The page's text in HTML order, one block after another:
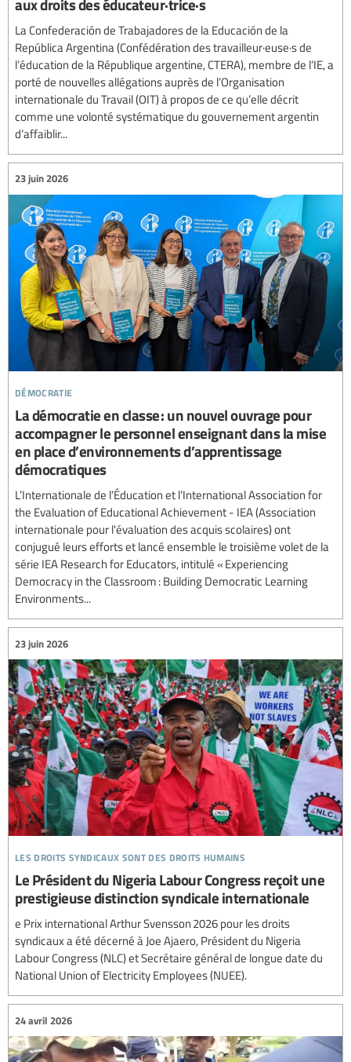
aux droits des éducateur·trice·s
La Confederación de Trabajadores de la Educación de la
República Argentina (Confédération des travailleur·euse·s de
l’éducation de la République argentine, CTERA), membre de l’IE, a
porté de nouvelles allégations auprès de l’Organisation
internationale du Travail (OIT) à propos de ce qu’elle décrit
comme une volonté systématique du gouvernement argentin
d’affaiblir...
démocratie
23 juin 2026
La démocratie en classe : un nouvel ouvrage pour
accompagner le personnel enseignant dans la mise
en place d’environnements d’apprentissage
démocratiques
L’Internationale de l’Éducation et l’International Association for
the Evaluation of Educational Achievement - IEA (Association
internationale pour l'évaluation des acquis scolaires) ont
conjugué leurs efforts et lancé ensemble le troisième volet de la
série IEA Research for Educators, intitulé « Experiencing
Democracy in the Classroom : Building Democratic Learning
Environments...
les droits syndicaux sont des droits humains
23 juin 2026
Le Président du Nigeria Labour Congress reçoit une
prestigieuse distinction syndicale internationale
e Prix international Arthur Svensson 2026 pour les droits
syndicaux a été décerné à Joe Ajaero, Président du Nigeria
Labour Congress (NLC) et Secrétaire général de longue date du
National Union of Electricity Employees (NUEE).
24 avril 2026